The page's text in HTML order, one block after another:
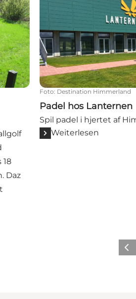
Daz
Foto: Destination Himmerland
Padel hos Lanternen
Spil padel i hjertet af
Weiterlesen